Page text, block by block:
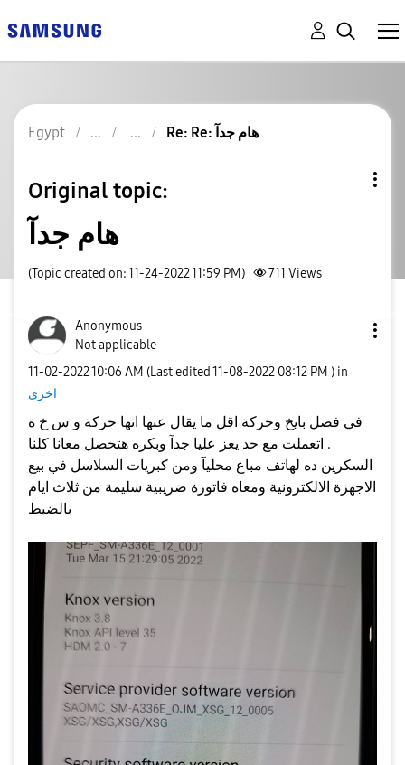
Egypt Re: Re: هام جدآ
Original topic:
هام جدآ
(Topic created on: 11-24-2022 11:59 PM) 711 Views
Anonymous
Not applicable
‎11-02-202210:06 AM (Last edited ‎11-08-2022 08:12 PM ) in
اخرى
في فصل بايخ وحركة اقل ما يقال عنها انها حركة و س خ ة
اتعملت مع حد يعز عليا جدآ وبكره هتحصل معانا كلنا .
السكرين ده لهاتف مباع محليآ ومن كبريات السلاسل في بيع
الاجهزة الالكترونية ومعاه فاتورة ضريبية سليمة من ثلاث ايام
بالضبط